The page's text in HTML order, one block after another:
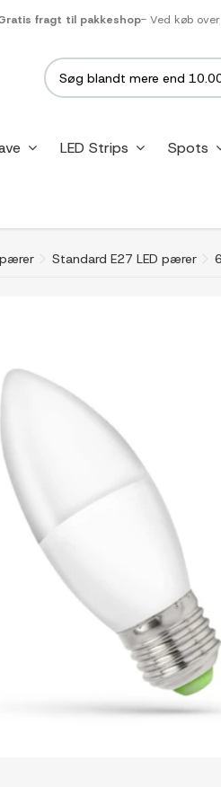
fragt til pakkeshop- Ved køb
LED Strips Spots
pærer Standard E27 LED pærer